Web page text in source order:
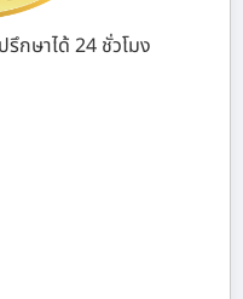
กษาได้ 24 ชั่วโมง